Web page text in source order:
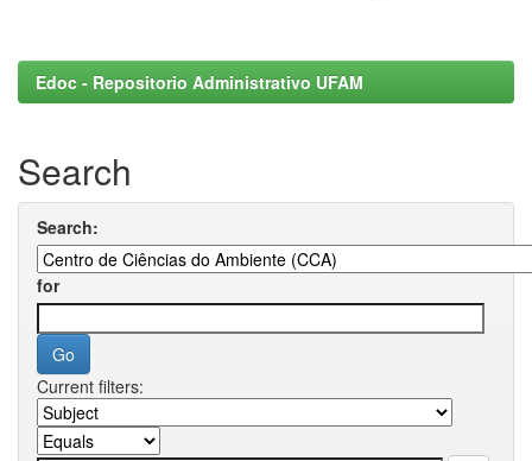
Edoc - Repositorio Administrativo UFAM
Search
Search:
for
Current filters: